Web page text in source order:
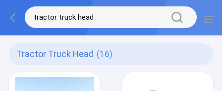
Tractor Truck Head (16)